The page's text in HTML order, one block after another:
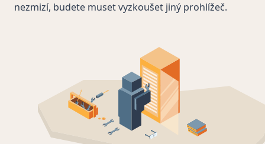
nezmizí, budete muset vyzkoušet jiný prohlížeč.